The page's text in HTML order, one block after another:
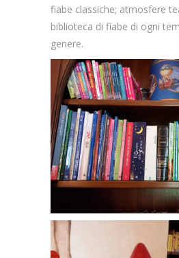
fiabe classiche; atmosfere
biblioteca di fiabe di ogni
genere.